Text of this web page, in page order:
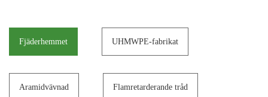
Fjäderhemmet UHMWPE-fabrikat
Aramidvävnad Flamretarderande tråd